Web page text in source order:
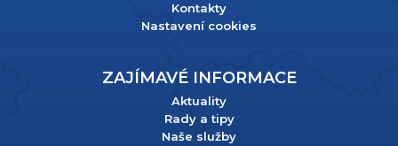
Kontakty
Nastavení cookies
ZAJÍMAVÉ INFORMACE
Aktuality
Rady a tipy
Naše služby